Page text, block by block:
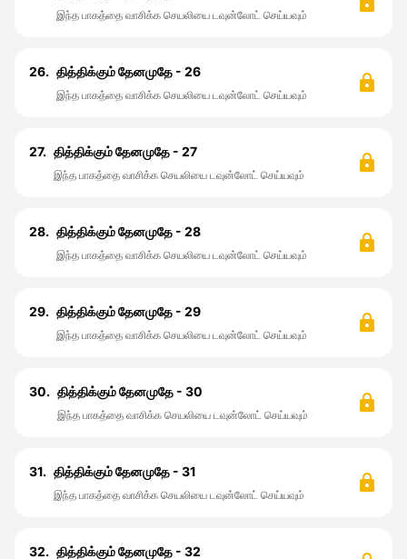
இந்த பாகத்தை வாசிக்க செயலியை டவுன்லோட் செய்யவும்
26. தித்திக்கும் தேனமுதே - 26
இந்த பாகத்தை வாசிக்க செயலியை டவுன்லோட் செய்யவும்
27. தித்திக்கும் தேனமுதே - 27
இந்த பாகத்தை வாசிக்க செயலியை டவுன்லோட் செய்யவும்
28. தித்திக்கும் தேனமுதே - 28
இந்த பாகத்தை வாசிக்க செயலியை டவுன்லோட் செய்யவும்
29. தித்திக்கும் தேனமுதே - 29
இந்த பாகத்தை வாசிக்க செயலியை டவுன்லோட் செய்யவும்
30. தித்திக்கும் தேனமுதே - 30
இந்த பாகத்தை வாசிக்க செயலியை டவுன்லோட் செய்யவும்
31. தித்திக்கும் தேனமுதே - 31
இந்த பாகத்தை வாசிக்க செயலியை டவுன்லோட் செய்யவும்
32. தித்திக்கும் தேனமுதே - 32